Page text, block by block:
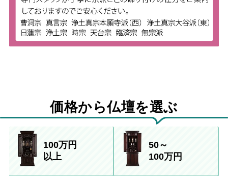
価格から仏壇を選ぶ
100万円
以上
50～
100万円